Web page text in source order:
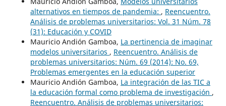
alternativos en tiempos de pandemia: , Reencuentro.
Análisis de problemas universitarios: Vol. 31 Núm. 78
(31): Educación y COVID
Mauricio Andión Gamboa, La pertinencia de imaginar
modelos universitarios , Reencuentro. Análisis de
problemas universitarios: Núm. 69 (2014): No. 69,
Problemas emergentes en la educación superior
Mauricio Andión Gamboa, La integración de las TIC a
la educación formal como problema de investigación ,
Reencuentro. Análisis de problemas universitarios: